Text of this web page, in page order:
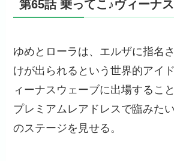
第65話 乗ってこ♪ヴィーナ
ゆめとローラは、エルザに指名
けが出られるという世界的アイ
ィーナスウェーブに出場するこ
プレミアムレアドレスで臨みた
のステージを見せる。